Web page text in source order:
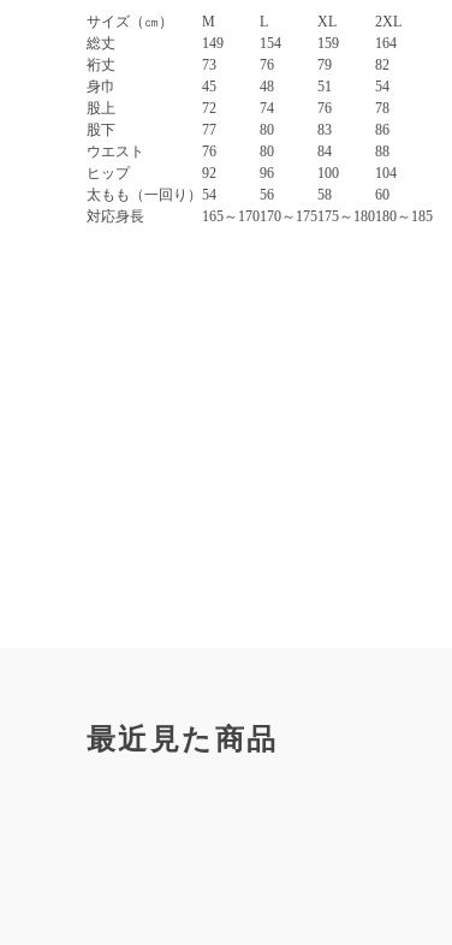
サイズ（㎝） M L XL
2XL
総丈
149 154 159
164
裄丈
73 76 79
82
身巾
45 48 51
54
股上
72 74 76
78
股下
77 80 83
86
ウエスト
76 80 84
88
ヒップ
92 96 100
104
太もも（一回り） 54 56 58
60
対応身長
165～170170～175175～180180～185
最近見た商品